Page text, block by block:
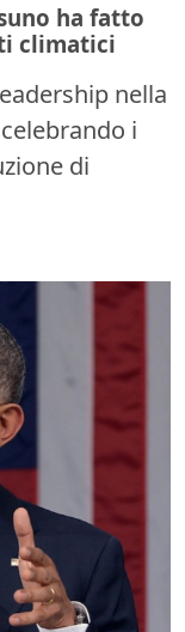
ha fatto
climatici
nella
i
di